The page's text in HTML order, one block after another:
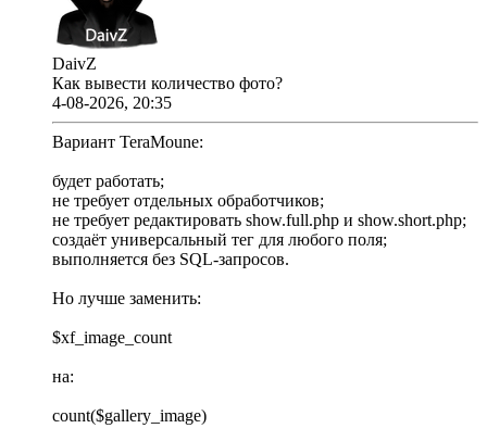
DaivZ
Как вывести количество фото?
4-08-2026, 20:35
Вариант TeraMoune:
будет работать;
не требует отдельных обработчиков;
не требует редактировать show.full.php и show.short.php;
создаёт универсальный тег для любого поля;
выполняется без SQL-запросов.
Но лучше заменить:
$xf_image_count
на:
count($gallery_image)